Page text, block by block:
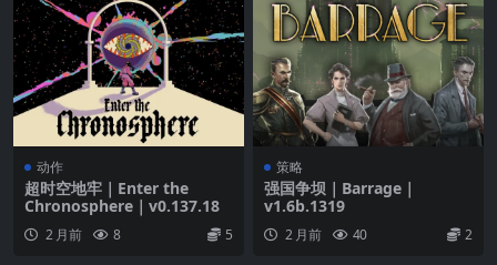
动作
超时空地牢｜Enter the
Chronosphere｜v0.137.18
2 月前 8 5
策略
强国争坝｜Barrage｜
v1.6b.1319
2 月前 40 2